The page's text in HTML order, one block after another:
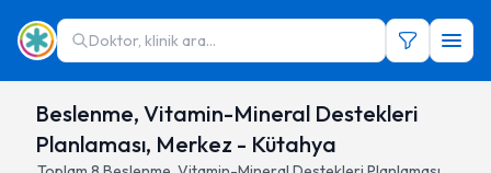
Doktor, klinik ara...
Beslenme, Vitamin-Mineral Destekleri
Planlaması, Merkez - Kütahya